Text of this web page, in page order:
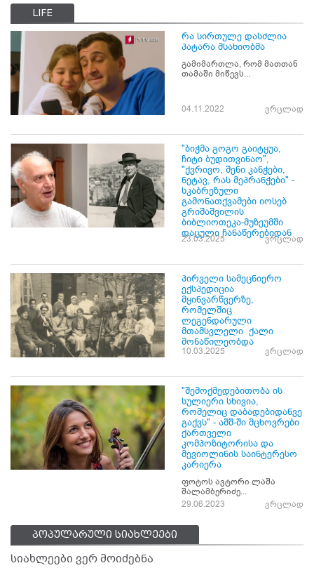
LIFE
რა სირთულე დასძლია
პატარა მსახიობმა
გამიმართლა, რომ მათთან
თამაში მიწევს...
04.11.2022 ვრცლად
"ბიჭმა გოგო გაიტყუა,
ჩიტი ბუდითვინაო",
"ქვრივო, შენი კანჭები,
ნეტავ, რას მეპრანჭები" -
სკაბრეზული
გამონათქვამები იოსებ
გრიშაშვილის
ბიბლიოთეკა-მუზეუმში
დაცული ჩანაწერებიდან
23.03.2025 ვრცლად
პირველი სამეცნიერო
ექსპედიცია
მყინვარწვერზე,
რომელშიც
ლეგენდარული
მთამსვლელი ქალი
მონაწილეობდა
10.03.2025 ვრცლად
"შემოქმედებითობა ის
სულიერი სხივია,
რომელიც დაბადებიდანვე
გაქვს" - აშშ-ში მცხოვრები
ქართველი
კომპოზიტორისა და
მევიოლინის საინტერესო
კარიერა
ფოტოს ავტორი ლაშა
შალამბერიძე...
29.06.2023
ვრცლად
პოპულარული სიახლეები
სიახლეები ვერ მოიძებნა